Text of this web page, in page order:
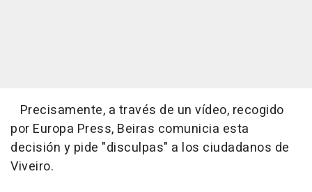
Precisamente, a través de un vídeo, recogido
por Europa Press, Beiras comunicia esta
decisión y pide "disculpas" a los ciudadanos de
Viveiro.